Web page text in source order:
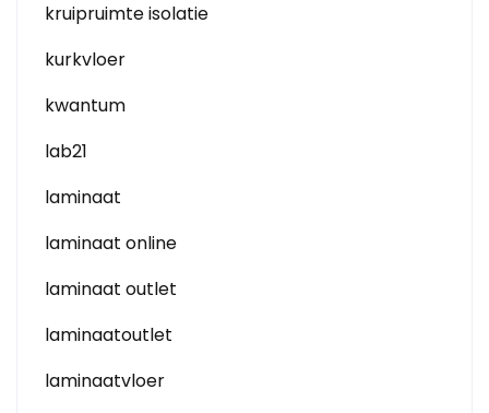
kruipruimte isolatie
kurkvloer
kwantum
lab21
laminaat
laminaat online
laminaat outlet
laminaatoutlet
laminaatvloer